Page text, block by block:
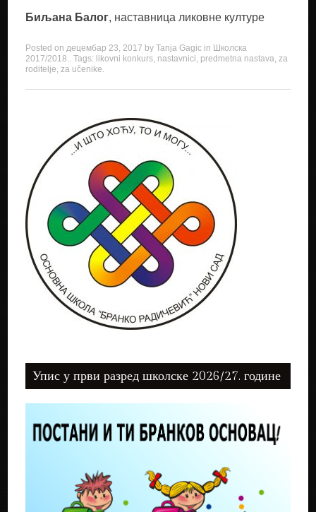
Биљана Балог, наставница ликовне културе
Posted onдецембар 23, 2017 byTanja Gagic in Школска
2017/2018.. Tags: likovni konkurs, nastavnici, predmetna nastava,za
roditelje,za učenike.
Упис у први разред школске 2026/27. године